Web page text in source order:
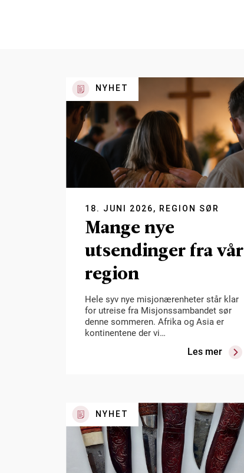
18. JUNI 2026, REGION SØR
Mange nye
utsendinger fra vår
region
Hele syv nye misjonærenheter står klar
for utreise fra Misjonssambandet sør
denne sommeren. Afrika og Asia er
kontinentene der vi…
Les mer
NYHET
NYHET